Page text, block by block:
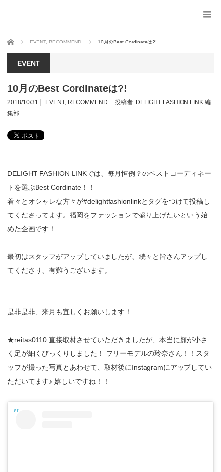
ホーム EVENT, RECOMMEND 10月のBest Cordinateは?!
EVENT
10月のBest Cordinateは?!
2018/10/31 EVENT, RECOMMEND 投稿者: DELIGHT FASHION LINK 編
集部
DELIGHT FASHION LINKでは、毎月恒例？のベストコーディネー
トを選ぶBest Cordinate！！
着々とオシャレな方々が#delightfashionlinkとタグをつけて投稿し
てくださってます。福岡をファッションで盛り上げたいという始
めた企画です！
最初はスタッフがアップしていましたが、続々と皆さんアップし
てくださり、有難うございます。
是非是非、来月も宜しくお願いします！
★reitas0110 直接取材させていただきましたが、本当に顔が小さ
く足が細くびっくりしました！ フリーモデルの玲奈さん！！スタ
ッフが撮った写真とあわせて、取材後にInstagramにアップしてい
ただいてます♪ 嬉しいですね！！